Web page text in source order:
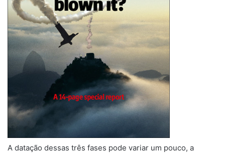
A datação dessas três fases pode variar um pouco, a